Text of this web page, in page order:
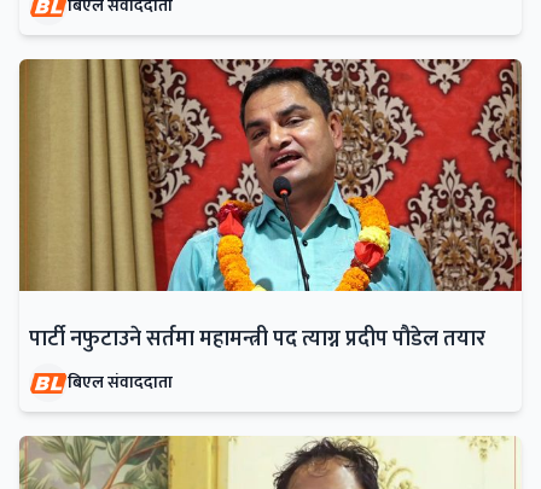
बिएल संवाददाता
पार्टी नफुटाउने सर्तमा महामन्त्री पद त्याग्न प्रदीप पौडेल तयार
बिएल संवाददाता